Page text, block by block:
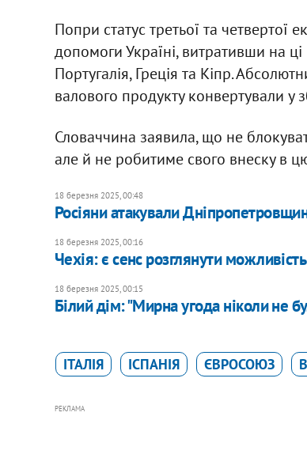
Попри статус третьої та четвертої
допомоги Україні, витративши на
Португалія, Греція та Кіпр.
валового продукту конвертували
Словаччина заявила, що не
але й не робитиме свого внеску в
18 березня 2025, 00:48
Росіяни атакували
18 березня 2025, 00:16
Чехія: є сенс розглянути
18 березня 2025, 00:15
Білий дім: "Мирна угода ніколи не
ІТАЛІЯ ІСПАНІЯ ЄВРОСОЮЗ
РЕКЛАМА